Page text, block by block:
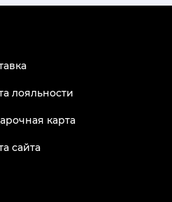
лояльности
карта
сайта